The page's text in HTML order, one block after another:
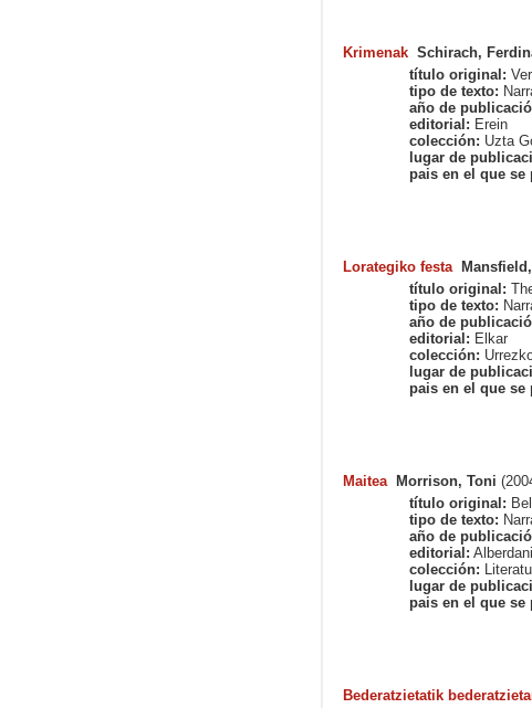
Krimenak Schirach,
título original:
tipo de texto:
año de
editorial: Erein
colección: Uzta
lugar de
pais en el que
Lorategiko festa
título original:
tipo de texto:
año de
editorial: Elkar
colección:
lugar de
pais en el que
Maitea
Morrison, Toni
título original:
tipo de texto:
año de
editorial:
colección:
lugar de
pais en el que
Bederatzietatik